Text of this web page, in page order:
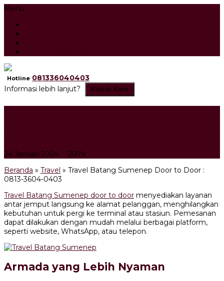
Menu
Hotline 081336040403
Informasi lebih lanjut?
Kontak Kami
24 Januari 2024 207x
Beranda » Travel » Travel Batang Sumenep Door to Door :
0813-3604-0403
Travel Batang Sumenep door to door menyediakan layanan
antar jemput langsung ke alamat pelanggan, menghilangkan
kebutuhan untuk pergi ke terminal atau stasiun. Pemesanan
dapat dilakukan dengan mudah melalui berbagai platform,
seperti website, WhatsApp, atau telepon.
Armada yang Lebih Nyaman